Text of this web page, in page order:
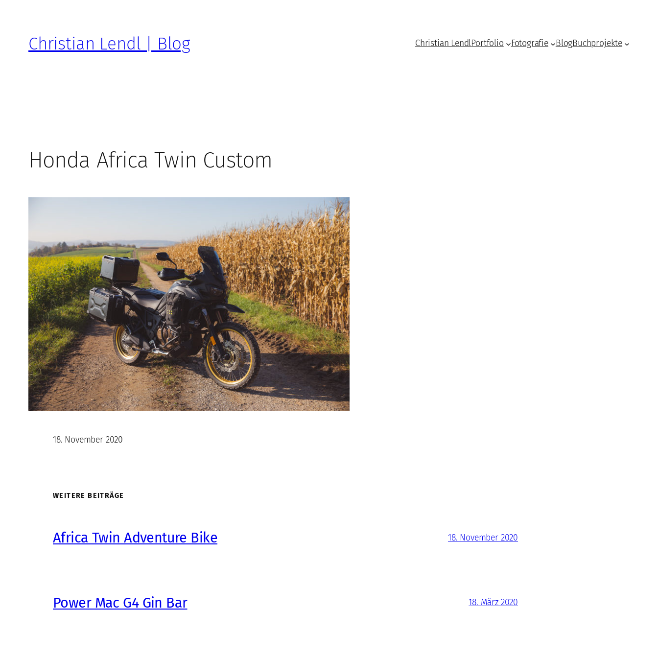
Christian Lendl | Blog Christian LendlPortfolio Fotografie BlogBuchprojekte
Honda Africa Twin Custom
18. November 2020
WEITERE BEITRÄGE
Africa Twin Adventure Bike 18. November 2020
Power Mac G4 Gin Bar 18. März 2020